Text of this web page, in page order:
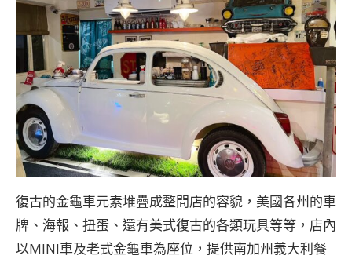
復古的金龜車元素堆疊成整間店的容貌，美國各州的車
牌、海報、扭蛋、還有美式復古的各類玩具等等，店內
以MINI車及老式金龜車為座位，提供南加州義大利餐